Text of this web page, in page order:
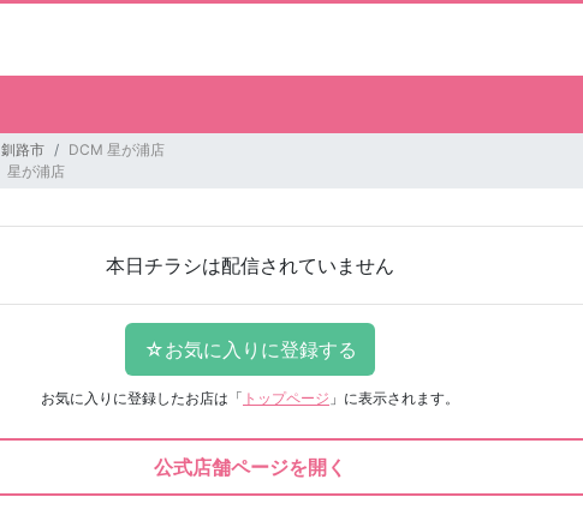
釧路市
DCM 星が浦店
星が浦店
本日チラシは配信されていません
お気に入りに登録したお店は 「 トップページ 」に表示されます。
公式店舗ページを開く